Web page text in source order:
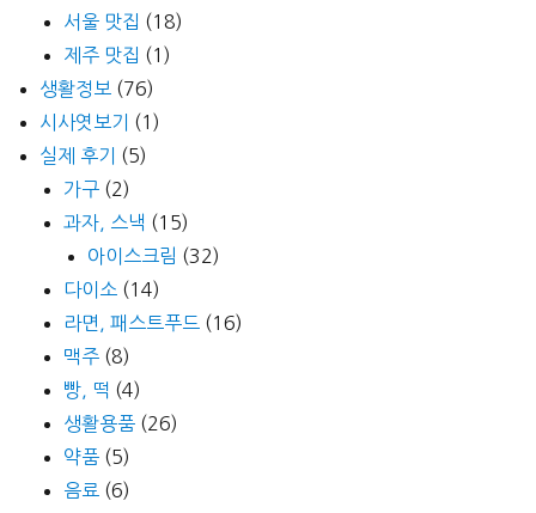
서울 맛집 (18)
제주 맛집 (1)
생활정보 (76)
시사엿보기
(1)
실제 후기
(5)
가구 (2)
과자, 스낵 (15)
아이스크림 (32)
다이소 (14)
라면, 패스트푸드 (16)
맥주 (8)
빵, 떡 (4)
생활용품 (26)
약품 (5)
음료 (6)